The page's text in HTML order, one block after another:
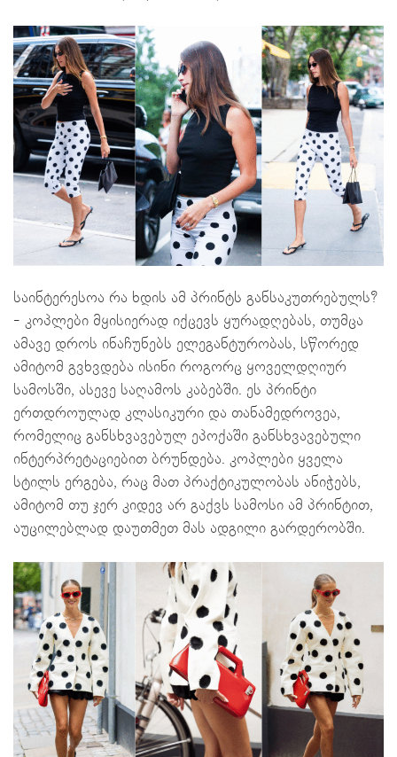
საინტერესოა რა ხდის ამ პრინტს განსაკუთრებულს?
- კოპლები მყისიერად იქცევს ყურადღებას, თუმცა
ამავე დროს ინაჩუნებს ელეგანტურობას, სწორედ
ამიტომ გვხვდება ისინი როგორც ყოველდღიურ
სამოსში, ასევე საღამოს კაბებში. ეს პრინტი
ერთდროულად კლასიკური და თანამედროვეა,
რომელიც განსხვავებულ ეპოქაში განსხვავებული
ინტერპრეტაციებით ბრუნდება. კოპლები ყველა
სტილს ერგება, რაც მათ პრაქტიკულობას ანიჭებს,
ამიტომ თუ ჯერ კიდევ არ გაქვს სამოსი ამ პრინტით,
აუცილებლად დაუთმეთ მას ადგილი გარდერობში.